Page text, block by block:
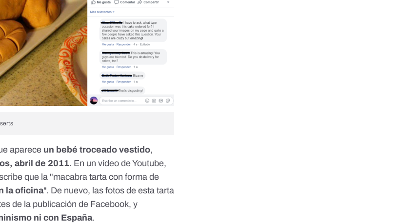
aparece un bebé troceado vestido,
abril de 2011. En un vídeo de Youtube,
que la "macabra tarta con forma de
la oficina". De nuevo, las fotos de esta tarta
de la publicación de Facebook, y
ni con España.